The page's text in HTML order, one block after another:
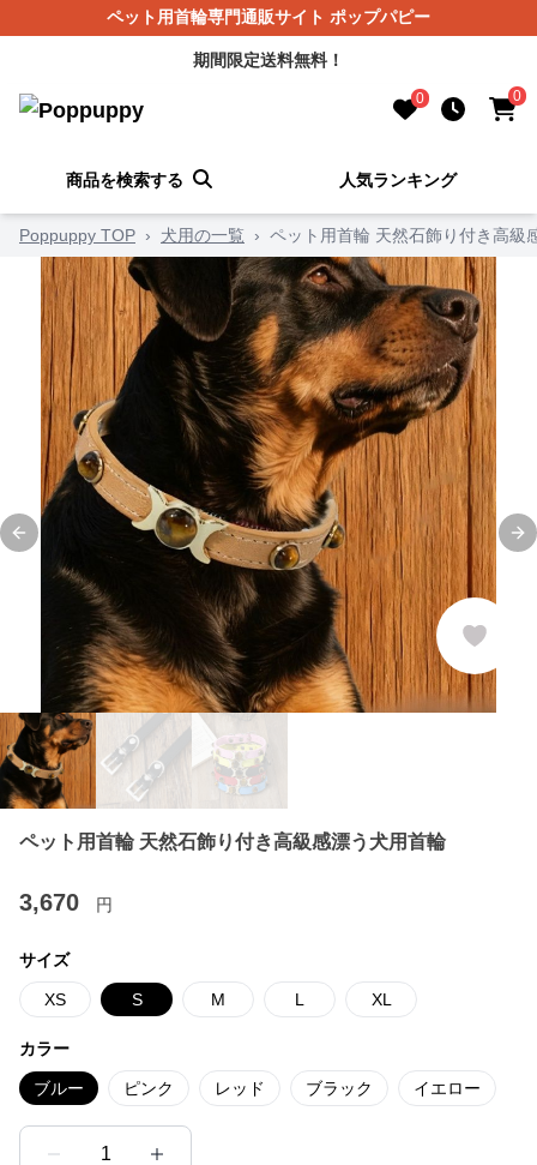
ペット用首輪専門通販サイト ポップパピー
期間限定送料無料！
0 0
商品を検索する 人気ランキング
Poppuppy TOP › 犬用の一覧 › ペット用首輪 天然石飾り付き高級
Previous slide
ペット用首輪 天然石飾り付き高級感漂う犬用首輪
3,670 円
サイズ
XS S M L XL
カラー
ブルー ピンク レッド ブラック イエロー
1